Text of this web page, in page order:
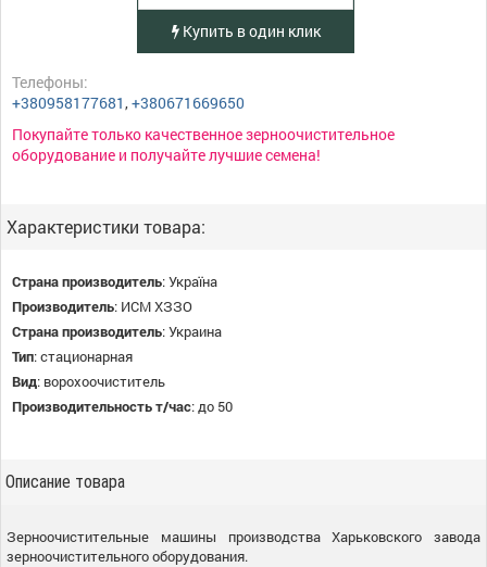
Купить в один клик
Телефоны:
+380958177681,+380671669650
Покупайте только качественное зерноочистительное
оборудование и получайте лучшие семена!
Характеристики товара:
Страна производитель:Україна
Производитель: ИСМ ХЗЗО
Страна производитель:Украина
Тип:стационарная
Вид: ворохоочиститель
Производительность т/час:до 50
Описание товара
Зерноочистительные машины производства Харьковского завода
зерноочистительного оборудования.